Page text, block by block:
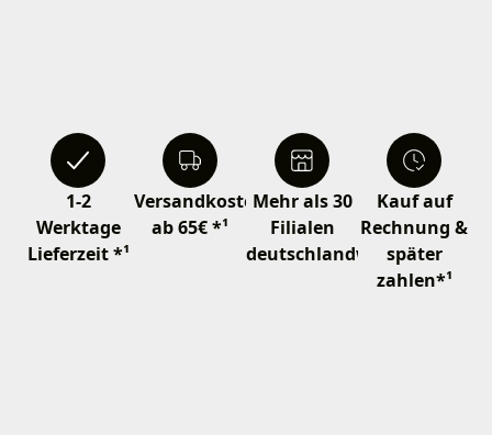
1-2
Werktage
Lieferzeit *¹
Versandkostenfrei
ab 65€ *¹
Mehr als 30
Filialen
deutschlandweit
Kauf auf
Rechnung &
später
zahlen*¹